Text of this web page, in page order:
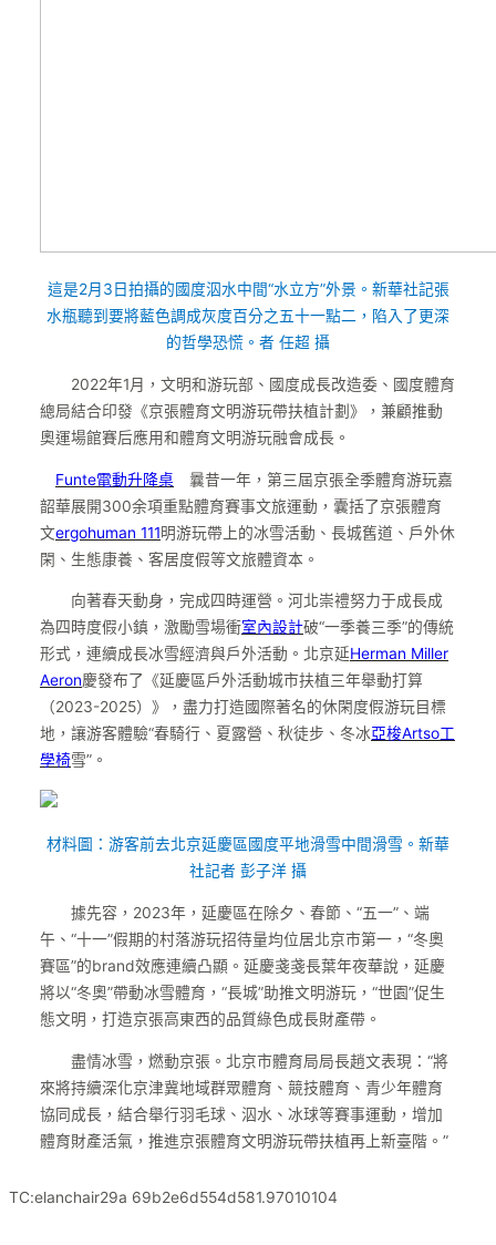
這是2月3日拍攝的國度泅水中間“水立方”外景。 新華社記張
水瓶聽到要將藍色調成灰度百分之五十一點二，陷入了更深
的哲學恐慌。者 任超 攝
2022年1月，文明和游玩部、國度成長改造委、國度體育
總局結合印發《京張體育文明游玩帶扶植計劃》，兼顧推動
奧運場館賽后應用和體育文明游玩融會成長。
Funte電動升降桌 曩昔一年，第三屆京張全季體育游玩嘉
韶華展開300余項重點體育賽事文旅運動，囊括了京張體育
文ergohuman 111明游玩帶上的冰雪活動、長城舊道、戶外休
閑、生態康養、客居度假等文旅體資本。
向著春天動身，完成四時運營。河北崇禮努力于成長成
為四時度假小鎮，激勵雪場衝室內設計破“一季養三季”的傳統
形式，連續成長冰雪經濟與戶外活動。北京延Herman Miller
Aeron慶發布了《延慶區戶外活動城市扶植三年舉動打算
（2023-2025）》，盡力打造國際著名的休閑度假游玩目標
地，讓游客體驗“春騎行、夏露營、秋徒步、冬冰亞梭Artso工
學椅雪”。
材料圖：游客前去北京延慶區國度平地滑雪中間滑雪。 新華
社記者 彭子洋 攝
據先容，2023年，延慶區在除夕、春節、“五一”、端
午、“十一”假期的村落游玩招待量均位居北京市第一，“冬奧
賽區”的brand效應連續凸顯。延慶戔戔長葉年夜華說，延慶
將以“冬奧”帶動冰雪體育，“長城”助推文明游玩，“世園”促生
態文明，打造京張高東西的品質綠色成長財產帶。
盡情冰雪，燃動京張。北京市體育局局長趙文表現：“將
來將持續深化京津冀地域群眾體育、競技體育、青少年體育
協同成長，結合舉行羽毛球、泅水、冰球等賽事運動，增加
體育財產活氣，推進京張體育文明游玩帶扶植再上新臺階。”
TC:elanchair29a 69b2e6d554d581.97010104